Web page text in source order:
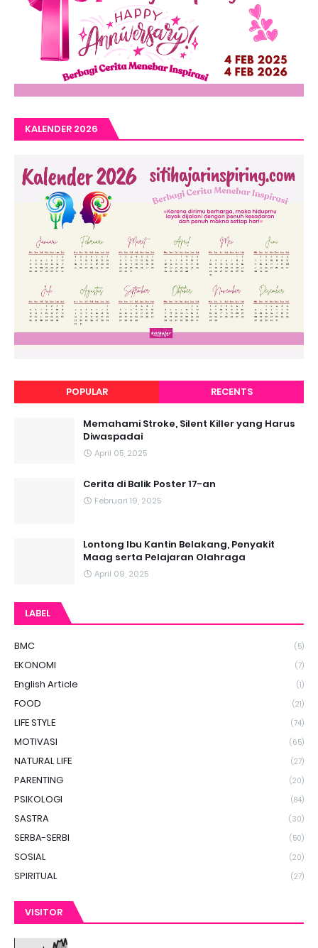
KALENDER 2026
POPULAR RECENTS
Memahami Stroke, Silent Killer yang Harus
Diwaspadai
April 05, 2025
Cerita di Balik Poster 17-an
Februari 19, 2025
Lontong Ibu Kantin Belakang, Penyakit
Maag serta Pelajaran Olahraga
April 09, 2025
LABEL
BMC (5)
EKONOMI (7)
English Article (1)
FOOD (21)
LIFE STYLE (74)
MOTIVASI (65)
NATURAL LIFE (27)
PARENTING (20)
PSIKOLOGI (84)
SASTRA (30)
SERBA-SERBI (50)
SOSIAL (20)
SPIRITUAL (27)
VISITOR